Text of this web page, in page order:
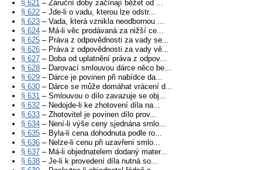
§ 621 – Záruční doby začínají běžet od ...
§ 622 – Jde-li o vadu, kterou lze odstr...
§ 623 – Vada, která vznikla neodbornou ...
§ 624 – Má-li věc prodávaná za nižší ce...
§ 625 – Práva z odpovědnosti za vady se...
§ 626 – Práva z odpovědnosti za vady vě...
§ 627 – Doba od uplatnění práva z odpov...
§ 628 – Darovací smlouvou dárce něco be...
§ 629 – Dárce je povinen při nabídce da...
§ 630 – Dárce se může domáhat vrácení d...
§ 631 – Smlouvou o dílo zavazuje se obj...
§ 632 – Nedojde-li ke zhotovení díla na...
§ 633 – Zhotovitel je povinen dílo prov...
§ 634 – Není-li výše ceny sjednána smlo...
§ 635 – Byla-li cena dohodnuta podle ro...
§ 636 – Nelze-li cenu při uzavření smlo...
§ 637 – Má-li objednatelem dodaný mater...
§ 638 – Je-li k provedení díla nutná so...